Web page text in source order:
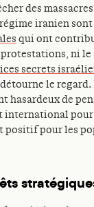
des
iranien
qui ont
ni
secrets
le regard.
hasardeux de
international pour
positif pour les